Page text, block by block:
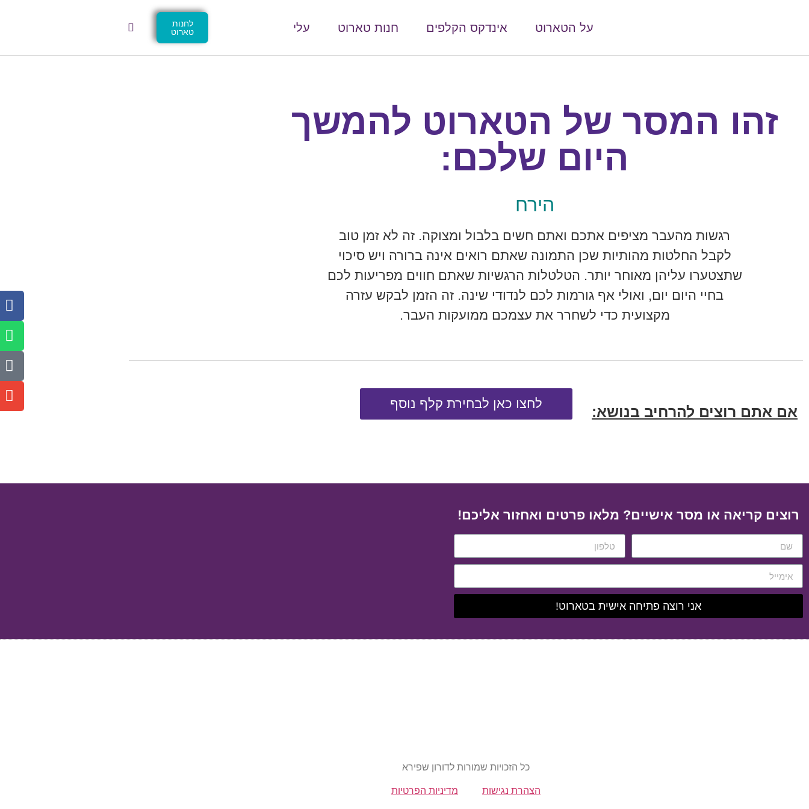
על הטארוט אינדקס הקלפים חנות טארוט עלי
לחנות
טארוט
זהו המסר של הטארוט להמשך
היום שלכם:
הירח
רגשות מהעבר מציפים אתכם ואתם חשים בלבול ומצוקה. זה לא זמן טוב
לקבל החלטות מהותיות שכן התמונה שאתם רואים אינה ברורה ויש סיכוי
שתצטערו עליהן מאוחר יותר. הטלטלות הרגשיות שאתם חווים מפריעות לכם
בחיי היום יום, ואולי אף גורמות לכם לנדודי שינה. זה הזמן לבקש עזרה
מקצועית כדי לשחרר את עצמכם ממועקות העבר.
אם אתם רוצים להרחיב בנושא: לחצו כאן לבחירת קלף נוסף
רוצים קריאה או מסר אישיים? מלאו פרטים ואחזור אליכם!
אני רוצה פתיחה אישית בטארוט!
כל הזכויות שמורות לדורון שפירא
הצהרת נגישות מדיניות הפרטיות